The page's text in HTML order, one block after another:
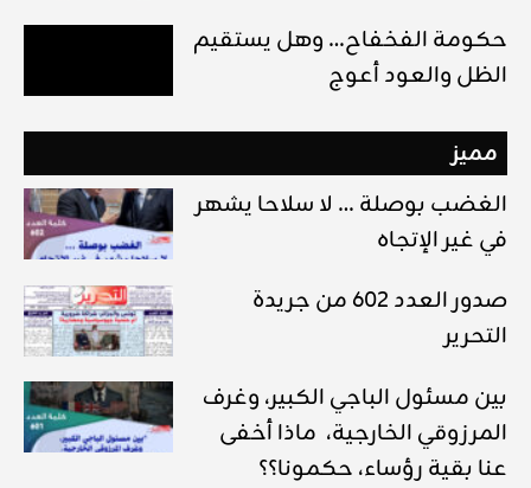
حكومة الفخفاح… وهل يستقيم
الظل والعود أعوج
مميز
الغضب بوصلة … لا سلاحا يشهر
في غير الإتجاه
صدور العدد 602 من جريدة
التحرير
بين مسئول الباجي الكبير، وغرف
المرزوقي الخارجية، ماذا أخفى
عنا بقية رؤساء، حكمونا؟؟